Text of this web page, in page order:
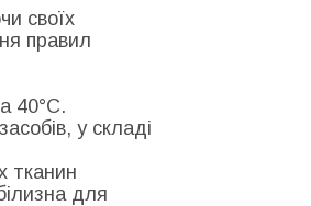
своїх
правил
40°С.
у складі
тканин
для